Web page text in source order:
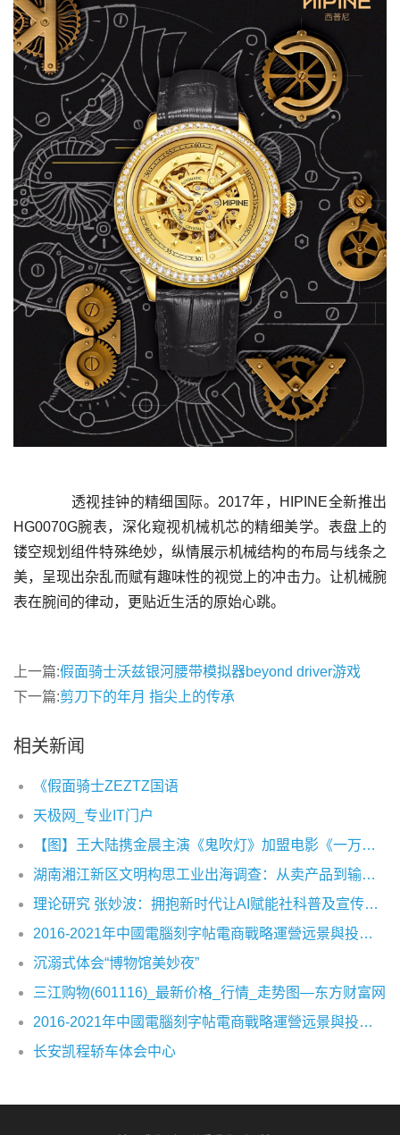
HG0070G腕表，深化窥视机械机芯的精细美学。表盘上的
镂空规划组件特殊绝妙，纵情展示机械结构的布局与线条之
美，呈现出杂乱而赋有趣味性的视觉上的冲击力。让机械腕
上一篇:假面骑士沃兹银河腰带模拟器beyond driver游戏
下一篇:剪刀下的年月 指尖上的传承
相关新闻
《假面骑士ZEZTZ国语
天极网_专业IT门户
【图】王大陆携金晨主演《鬼吹灯》加盟电影《一万公里》热血追梦
湖南湘江新区文明构思工业出海调查：从卖产品到输出构思出产力
理论研究 张妙波：拥抱新时代让AI赋能社科普及宣传及场景应用创新
2016-2021年中國電腦刻字帖電商戰略運營远景與投資战略咨詢報告
沉溺式体会“博物馆美妙夜”
三江购物(601116)_最新价格_行情_走势图—东方财富网
2016-2021年中國電腦刻字帖電商戰略運營远景與投資战略咨詢報告
长安凯程轿车体会中心